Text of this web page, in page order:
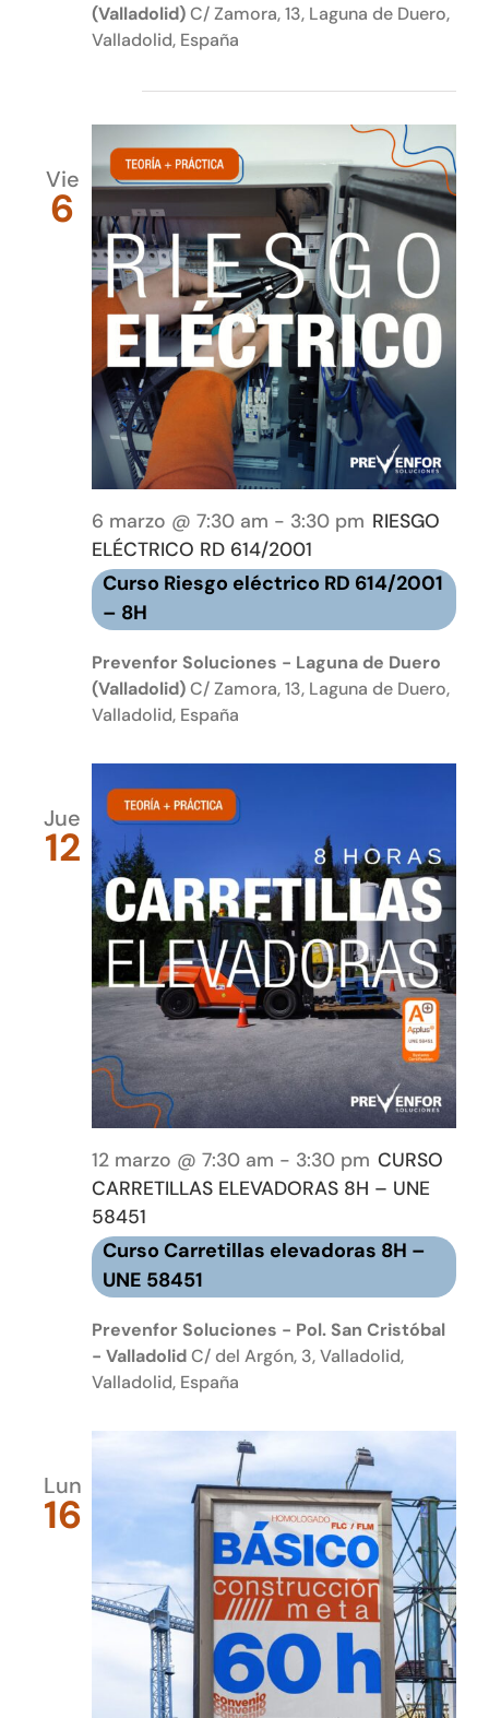
(Valladolid)C/ Zamora, 13, Laguna de Duero,
Valladolid, España
Vie
6
6 marzo @ 7:30 am - 3:30 pm RIESGO
ELÉCTRICO RD 614/2001
Curso Riesgo eléctrico RD 614/2001
– 8H
Prevenfor Soluciones - Laguna de Duero
(Valladolid)C/ Zamora, 13, Laguna de Duero,
Valladolid, España
Jue
12
12 marzo @ 7:30 am - 3:30 pm CURSO
CARRETILLAS ELEVADORAS 8H – UNE
58451
Curso Carretillas elevadoras 8H –
UNE 58451
Prevenfor Soluciones - Pol. San Cristóbal
- ValladolidC/ del Argón, 3, Valladolid,
Valladolid, España
Lun
16